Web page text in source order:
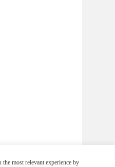
most relevant experience by